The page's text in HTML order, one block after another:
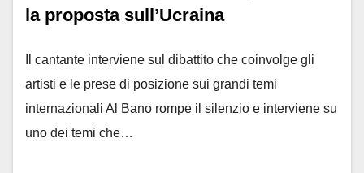
la proposta sull’Ucraina
Il cantante interviene sul dibattito che coinvolge gli
artisti e le prese di posizione sui grandi temi
internazionali Al Bano rompe il silenzio e interviene su
uno dei temi che…